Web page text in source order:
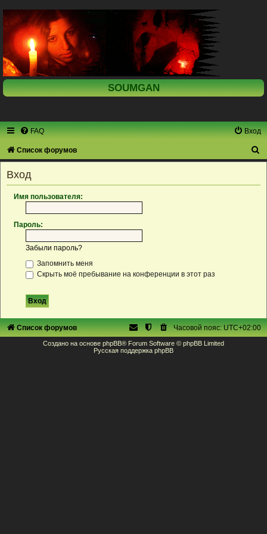
SOUMGAN
FAQ Вход
Список форумов
Вход
Имя пользователя:
Пароль:
Забыли пароль?
Запомнить меня
Скрыть моё пребывание на конференции в этот раз
Список форумов Часовой пояс:UTC+02:00
Создано на основе phpBB® Forum Software © phpBB Limited
Русская поддержка phpBB